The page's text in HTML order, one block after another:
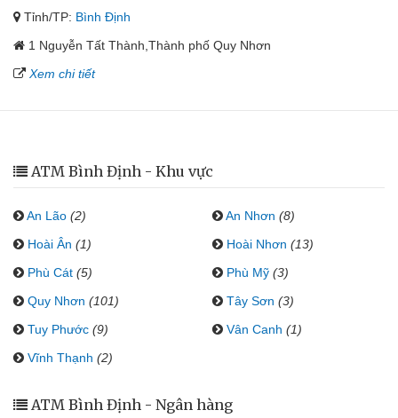
Tỉnh/TP: Bình Định
1 Nguyễn Tất Thành,Thành phố Quy Nhơn
Xem chi tiết
ATM Bình Định - Khu vực
An Lão (2) An Nhơn (8)
Hoài Ân (1) Hoài Nhơn (13)
Phù Cát (5) Phù Mỹ (3)
Quy Nhơn (101) Tây Sơn (3)
Tuy Phước (9) Vân Canh (1)
Vĩnh Thạnh (2)
ATM Bình Định - Ngân hàng